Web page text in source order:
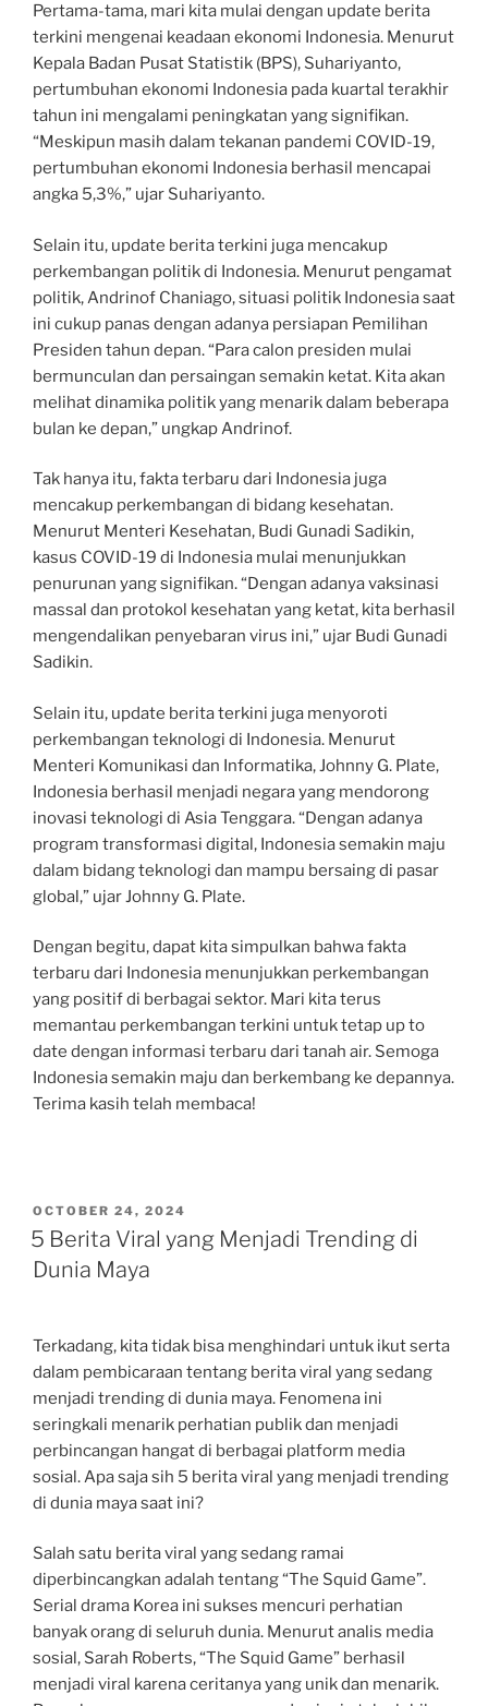
Pertama-tama, mari kita mulai dengan update berita
terkini mengenai keadaan ekonomi Indonesia. Menurut
Kepala Badan Pusat Statistik (BPS), Suhariyanto,
pertumbuhan ekonomi Indonesia pada kuartal terakhir
tahun ini mengalami peningkatan yang signifikan.
“Meskipun masih dalam tekanan pandemi COVID-19,
pertumbuhan ekonomi Indonesia berhasil mencapai
angka 5,3%,” ujar Suhariyanto.
Selain itu, update berita terkini juga mencakup
perkembangan politik di Indonesia. Menurut pengamat
politik, Andrinof Chaniago, situasi politik Indonesia saat
ini cukup panas dengan adanya persiapan Pemilihan
Presiden tahun depan. “Para calon presiden mulai
bermunculan dan persaingan semakin ketat. Kita akan
melihat dinamika politik yang menarik dalam beberapa
bulan ke depan,” ungkap Andrinof.
Tak hanya itu, fakta terbaru dari Indonesia juga
mencakup perkembangan di bidang kesehatan.
Menurut Menteri Kesehatan, Budi Gunadi Sadikin,
kasus COVID-19 di Indonesia mulai menunjukkan
penurunan yang signifikan. “Dengan adanya vaksinasi
massal dan protokol kesehatan yang ketat, kita berhasil
mengendalikan penyebaran virus ini,” ujar Budi Gunadi
Sadikin.
Selain itu, update berita terkini juga menyoroti
perkembangan teknologi di Indonesia. Menurut
Menteri Komunikasi dan Informatika, Johnny G. Plate,
Indonesia berhasil menjadi negara yang mendorong
inovasi teknologi di Asia Tenggara. “Dengan adanya
program transformasi digital, Indonesia semakin maju
dalam bidang teknologi dan mampu bersaing di pasar
global,” ujar Johnny G. Plate.
Dengan begitu, dapat kita simpulkan bahwa fakta
terbaru dari Indonesia menunjukkan perkembangan
yang positif di berbagai sektor. Mari kita terus
memantau perkembangan terkini untuk tetap up to
date dengan informasi terbaru dari tanah air. Semoga
Indonesia semakin maju dan berkembang ke depannya.
Terima kasih telah membaca!
POSTED
ON
OCTOBER 24, 2024
5 Berita Viral yang Menjadi Trending di
Dunia Maya
Terkadang, kita tidak bisa menghindari untuk ikut serta
dalam pembicaraan tentang berita viral yang sedang
menjadi trending di dunia maya. Fenomena ini
seringkali menarik perhatian publik dan menjadi
perbincangan hangat di berbagai platform media
sosial. Apa saja sih 5 berita viral yang menjadi trending
di dunia maya saat ini?
Salah satu berita viral yang sedang ramai
diperbincangkan adalah tentang “The Squid Game”.
Serial drama Korea ini sukses mencuri perhatian
banyak orang di seluruh dunia. Menurut analis media
sosial, Sarah Roberts, “The Squid Game” berhasil
menjadi viral karena ceritanya yang unik dan menarik.